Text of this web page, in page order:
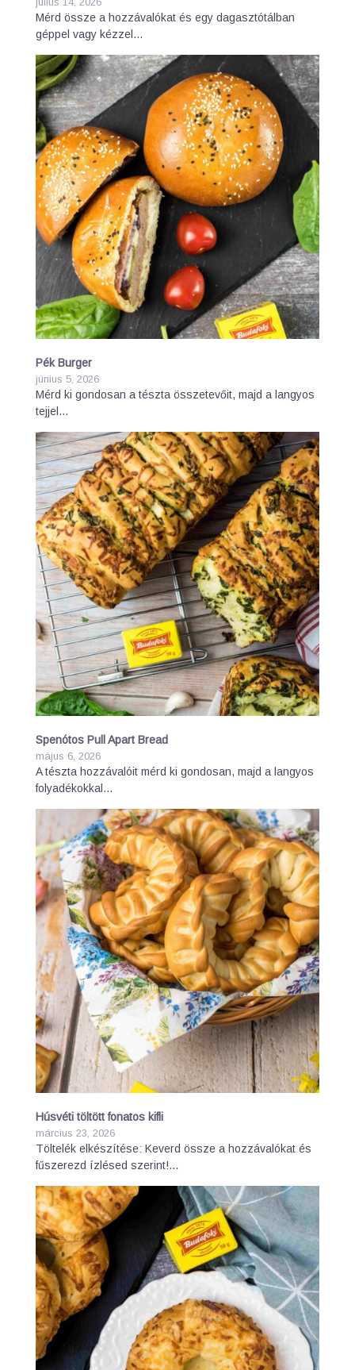
Mérd össze a hozzávalókat és egy dagasztótálban
géppel vagy kézzel…
Pék Burger
június 5, 2026
Mérd ki gondosan a tészta összetevőit, majd a langyos
tejjel…
Spenótos Pull Apart Bread
május 6, 2026
A tészta hozzávalóit mérd ki gondosan, majd a langyos
folyadékokkal…
Húsvéti töltött fonatos kifli
március 23, 2026
Töltelék elkészítése: Keverd össze a hozzávalókat és
fűszerezd ízlésed szerint!…